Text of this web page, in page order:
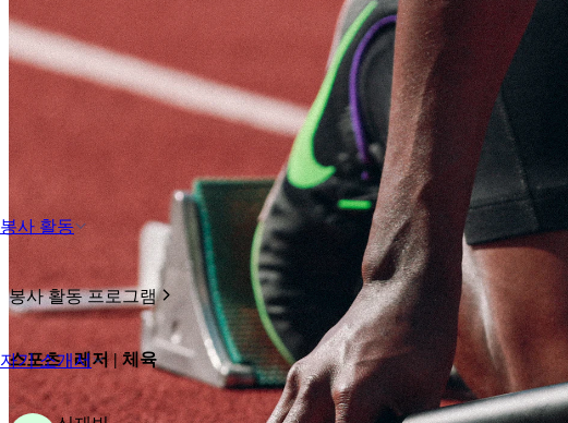
봉사 활동
자기 소개서
봉사 활동 프로그램
스포츠 | 레저 | 체육